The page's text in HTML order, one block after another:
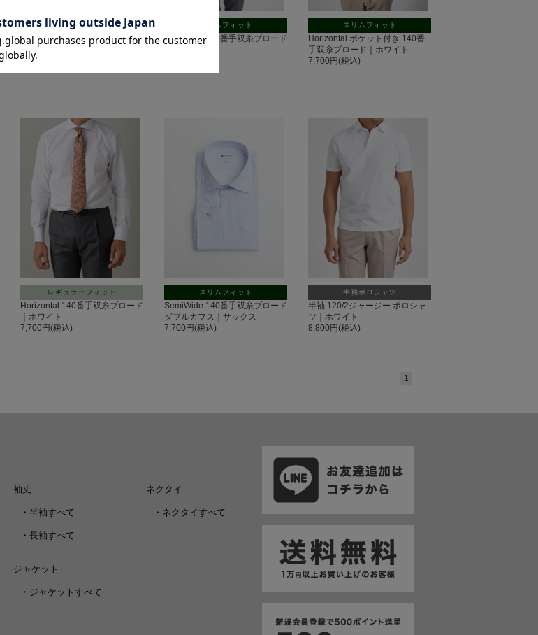
スリムフィット
SemiWide 140番手双糸ロイヤル
オックス｜ホワイト
7,700円(税込)
スリムフィット
SemiWide 140番手双糸ブロード
スリムフィット
Horizontal ポケット付き 140番
手双糸ブロード｜ホワイト
7,700円(税込)
レギュラーフィット
Horizontal 140番手双糸ブロード
｜ホワイト
7,700円(税込)
スリムフィット
SemiWide 140番手双糸ブロード
ダブルカフス｜サックス
7,700円(税込)
半袖ポロシャツ
半袖 120/2ジャージー ポロシャ
ツ｜ホワイト
8,800円(税込)
1
袖丈
・ 半袖すべて
・ 長袖すべて
ジャケット
・ ジャケットすべて
ネクタイ
・ ネクタイすべて